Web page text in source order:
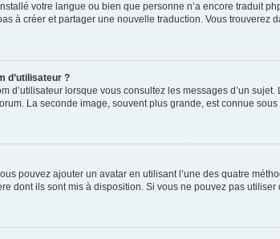
votre langue ou bien que personne n’a encore traduit
à créer et partager une nouvelle traduction. Vous trouverez
d’utilisateur ?
d’utilisateur lorsque vous consultez les messages d’un
La seconde image, souvent plus grande, est connue
pouvez ajouter un avatar en utilisant l’une des quatre
dont ils sont mis à disposition. Si vous ne pouvez pas utiliser